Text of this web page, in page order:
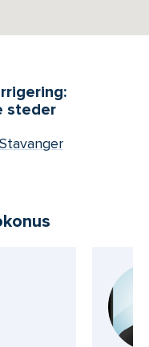
steder
Stavanger